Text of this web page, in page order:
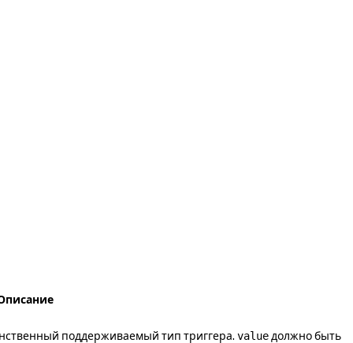
поддерживаемый тип триггера. valueдолжно быть